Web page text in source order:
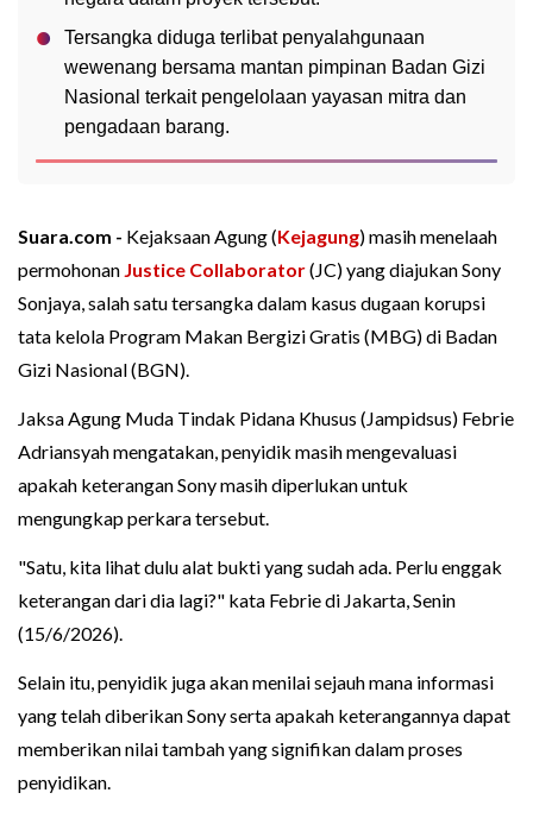
Tersangka diduga terlibat penyalahgunaan
wewenang bersama mantan pimpinan Badan Gizi
Nasional terkait pengelolaan yayasan mitra dan
pengadaan barang.
Suara.com - Kejaksaan Agung (Kejagung) masih menelaah
permohonan Justice Collaborator(JC) yang diajukan Sony
Sonjaya, salah satu tersangka dalam kasus dugaan korupsi
tata kelola Program Makan Bergizi Gratis (MBG) di Badan
Gizi Nasional (BGN).
Jaksa Agung Muda Tindak Pidana Khusus (Jampidsus) Febrie
Adriansyah mengatakan, penyidik masih mengevaluasi
apakah keterangan Sony masih diperlukan untuk
mengungkap perkara tersebut.
"Satu, kita lihat dulu alat bukti yang sudah ada. Perlu enggak
keterangan dari dia lagi?" kata Febrie di Jakarta, Senin
(15/6/2026).
Selain itu, penyidik juga akan menilai sejauh mana informasi
yang telah diberikan Sony serta apakah keterangannya dapat
memberikan nilai tambah yang signifikan dalam proses
penyidikan.